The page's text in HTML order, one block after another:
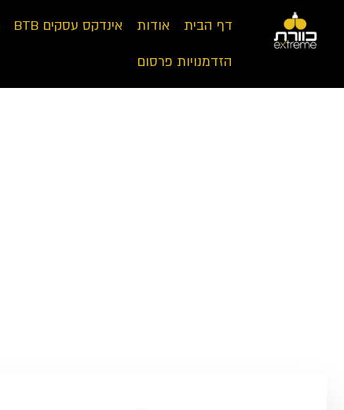
דף הבית אודות אינדקס עסקים BTB
הזדמנויות פרסום